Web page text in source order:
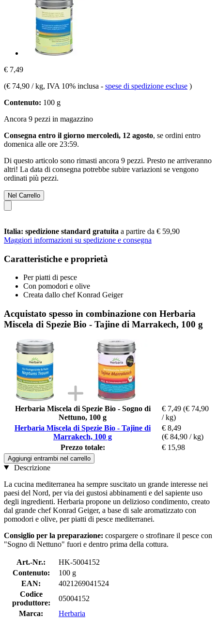
€ 7,49
(€ 74,90 / kg, IVA 10% inclusa - spese di spedizione escluse )
Contenuto: 100 g
Ancora 9 pezzi in magazzino
Consegna entro il giorno mercoledì, 12 agosto, se ordini entro
domenica alle ore 23:59.
Di questo articolo sono rimasti ancora 9 pezzi. Presto ne arriveranno
altri! La data di consegna potrebbe subire variazioni se vengono
ordinati più pezzi.
Nel Carrello
Italia: spedizione standard gratuita a partire da € 59,90
Maggiori informazioni su spedizione e consegna
Caratteristiche e proprietà
Per piatti di pesce
Con pomodori e olive
Creata dallo chef Konrad Geiger
Acquistato spesso in combinazione con Herbaria
Miscela di Spezie Bio - Tajine di Marrakech, 100 g
Herbaria Miscela di Spezie Bio - Sogno di
Nettuno, 100 g
€ 7,49 (€ 74,90
/ kg)
Herbaria Miscela di Spezie Bio - Tajine di
Marrakech, 100 g
€ 8,49
(€ 84,90 / kg)
Prezzo totale:
€ 15,98
Aggiungi entrambi nel carrello
Descrizione
La cucina mediterranea ha sempre suscitato un grande interesse nei
paesi del Nord, per via dei gustosi abbinamenti e del sapiente uso
degli ingredienti. Herbaria propone un delizioso condimento, creato
dal grande chef Konrad Geiger, a base di sale aromatizzato con
pomodori e olive, per piatti di pesce mediterranei.
Consiglio per la preparazione: cospargere o strofinare il pesce con
"Sogno di Nettuno" fuori e dentro prima della cottura.
Art.-Nr.:
HK-5004152
Contenuto:
100 g
EAN:
4021269041524
Codice
produttore:
05004152
Marca:
Herbaria